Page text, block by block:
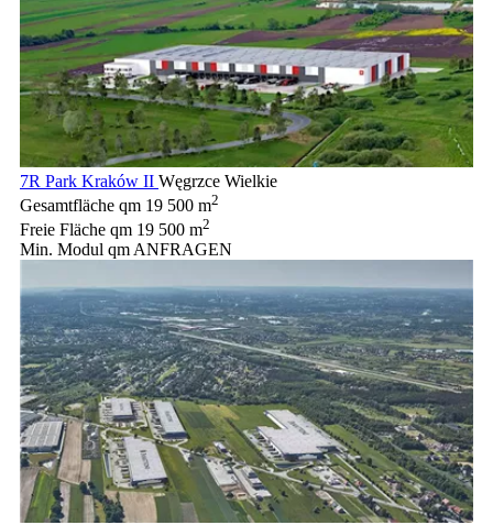
7R Park Kraków II Węgrzce Wielkie
Gesamtfläche qm 19 500 m2
Freie Fläche qm 19 500 m2
Min. Modul qm ANFRAGEN